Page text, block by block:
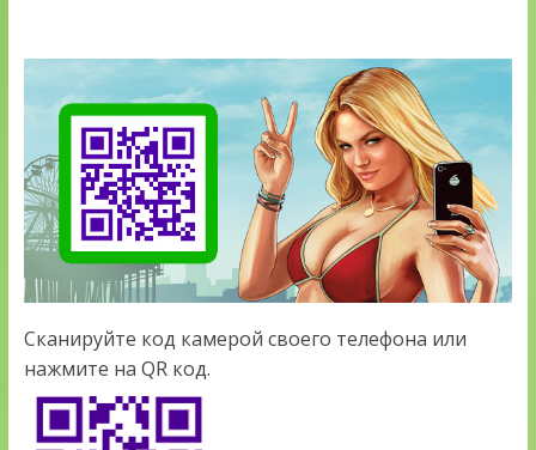
Сканируйте код камерой своего телефона или
нажмите на QR код.